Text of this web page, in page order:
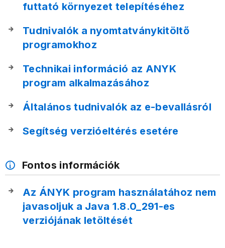
futtató környezet telepítéséhez
Tudnivalók a nyomtatványkitöltő
programokhoz
Technikai információ az ANYK
program alkalmazásához
Általános tudnivalók az e-bevallásról
Segítség verzióeltérés esetére
Fontos információk
Az ÁNYK program használatához nem
javasoljuk a Java 1.8.0_291-es
verziójának letöltését